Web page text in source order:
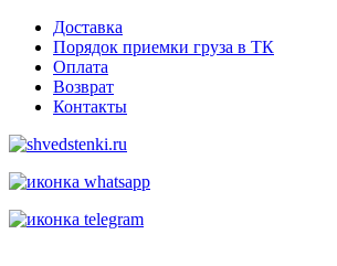
Доставка
Порядок приемки груза в ТК
Оплата
Возврат
Контакты